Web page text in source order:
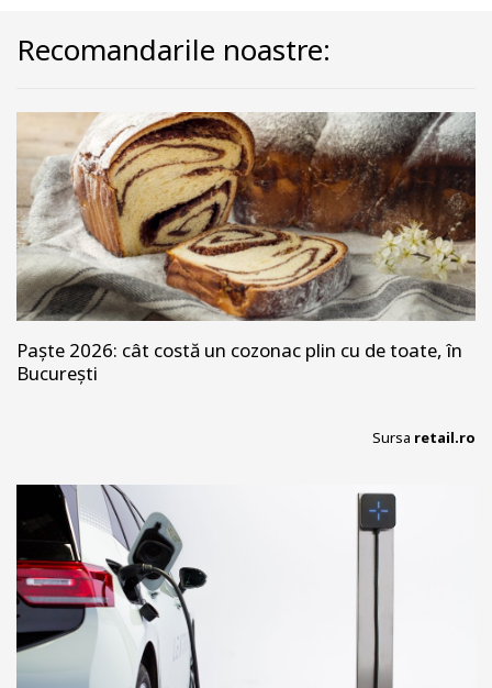
Recomandarile noastre:
Paște 2026: cât costă un cozonac plin cu de toate, în
București
Sursa retail.ro